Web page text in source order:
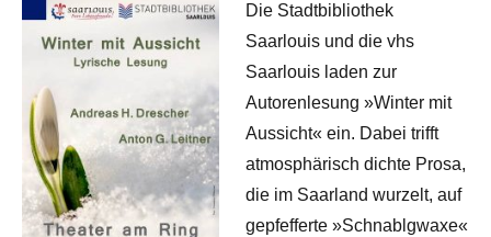
Die Stadtbibliothek
Saarlouis und die vhs
Saarlouis laden zur
Autorenlesung »Winter mit
Aussicht« ein. Dabei trifft
atmosphärisch dichte Prosa,
die im Saarland wurzelt, auf
gepfefferte »Schnablgwaxe«